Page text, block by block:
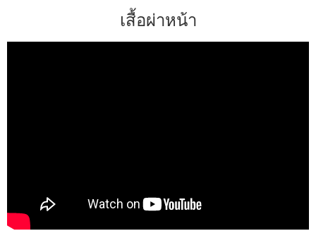
เสื้อผ่าหน้า